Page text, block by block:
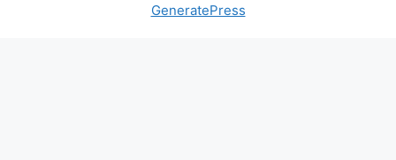
GeneratePress